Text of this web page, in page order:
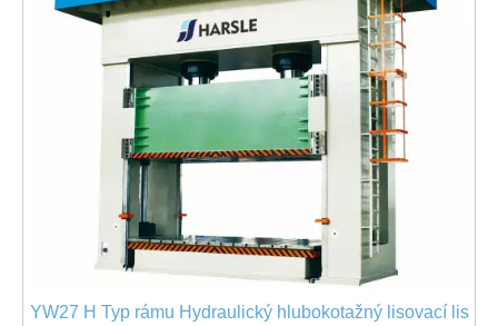
YW27 H Typ rámu Hydraulický hlubokotažný lisovací lis